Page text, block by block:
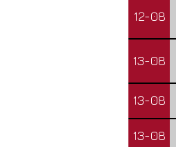
12-08
13-08
13-08
13-08